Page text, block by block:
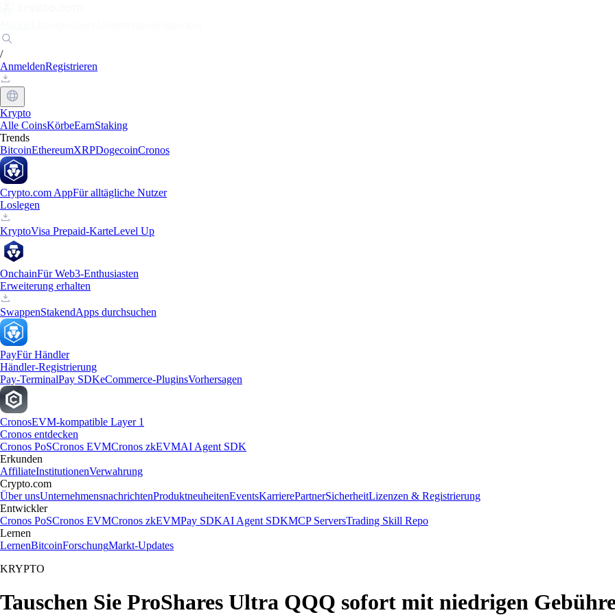
/
AnmeldenRegistrieren
Krypto
Alle CoinsKörbeEarnStaking
Trends
BitcoinEthereumXRPDogecoinCronos
Crypto.com AppFür alltägliche Nutzer
Loslegen
KryptoVisa Prepaid-KarteLevel Up
OnchainFür Web3-Enthusiasten
Erweiterung erhalten
SwappenStakendApps durchsuchen
PayFür Händler
Händler-Registrierung
Pay-TerminalPay SDKeCommerce-PluginsVorhersagen
CronosEVM-kompatible Layer 1
Cronos entdecken
Cronos PoSCronos EVMCronos zkEVMAI Agent SDK
Erkunden
AffiliateInstitutionenVerwahrung
Crypto.com
Über unsUnternehmensnachrichtenProduktneuheitenEventsKarrierePartnerSicherheitLizenzen & Registrierung
Entwickler
Cronos PoSCronos EVMCronos zkEVMPay SDKAI Agent SDKMCP ServersTrading Skill Repo
Lernen
LernenBitcoinForschungMarkt-Updates
KRYPTO
Tauschen Sie ProShares Ultra QQQ sofort mit niedrigen